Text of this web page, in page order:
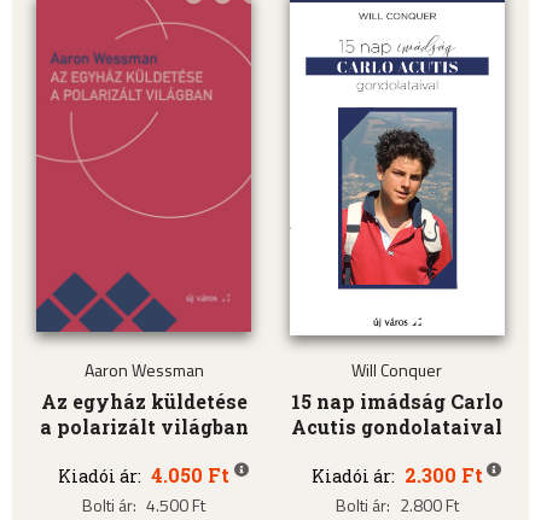
Aaron Wessman
Az egyház küldetése
a polarizált világban
Kiadói ár: 4.050 Ft
Bolti ár: 4.500 Ft
Will Conquer
15 nap imádság Carlo
Acutis gondolataival
Kiadói ár: 2.300 Ft
Bolti ár: 2.800 Ft